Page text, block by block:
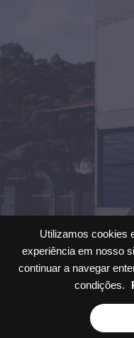
Utilizamos cookies
experiência em nosso
continuar a navegar
condições.